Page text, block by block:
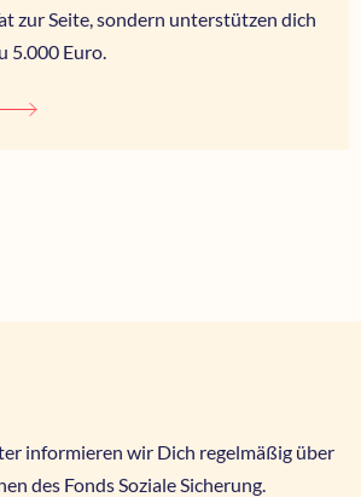
zur Seite, sondern unterstützen dich
5.000 Euro.
informieren wir Dich regelmäßig über
des Fonds Soziale Sicherung.